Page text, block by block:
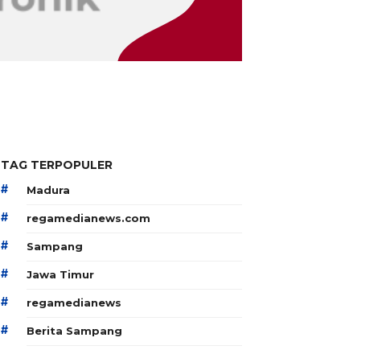
TAG TERPOPULER
# Madura
# regamedianews.com
# Sampang
# Jawa Timur
# regamedianews
# Berita Sampang